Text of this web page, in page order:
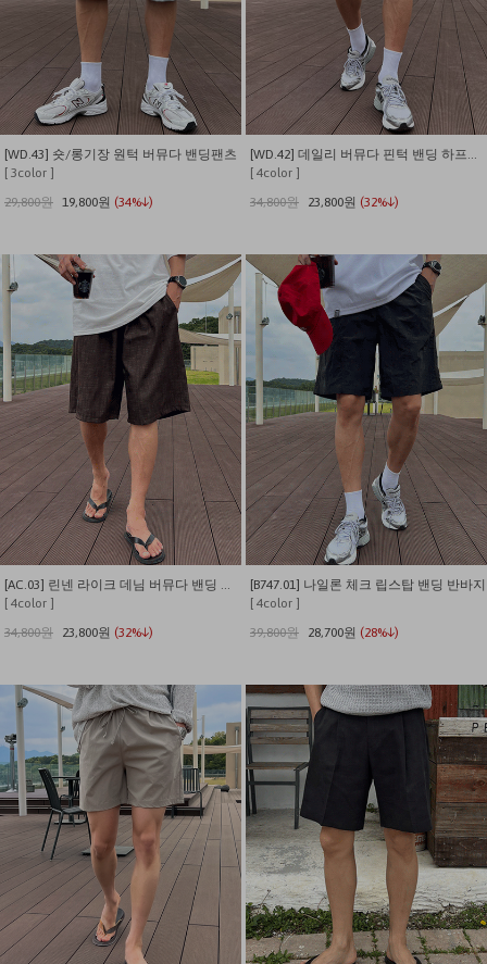
[WD.43] 숏/롱기장 원턱 버뮤다 밴딩팬츠
[ 3color ]
29,800원 19,800원 (34%↓)
[WD.42] 데일리 버뮤다 핀턱 밴딩 하프팬츠
[ 4color ]
34,800원
23,800원 (32%↓)
[AC.03] 린넨 라이크 데님 버뮤다 밴딩 팬츠
[ 4color ]
34,800원
23,800원 (32%↓)
[B747.01] 나일론 체크 립스탑 밴딩 반바지
[ 4color ]
39,800원
28,700원 (28%↓)